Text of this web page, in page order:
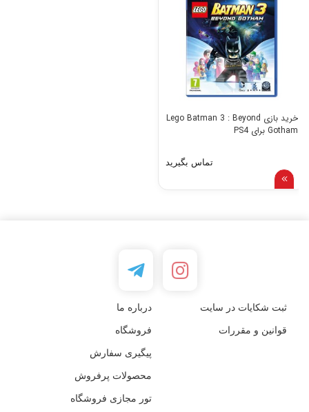
خرید بازی Lego Batman 3 : Beyond
Gotham برای PS4
تماس بگیرید
ثبت شکایات در سایت درباره ما
قوانین و مقررات فروشگاه
پیگیری سفارش
محصولات پرفروش
تور مجازی فروشگاه